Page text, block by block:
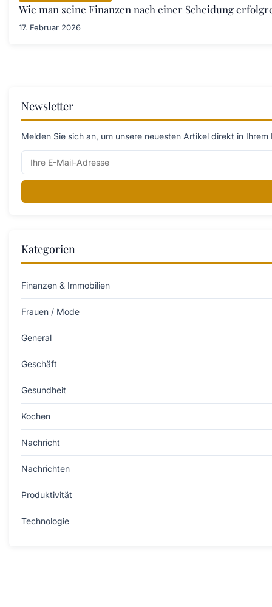
Wie man seine Finanzen nach einer Scheidung
17. Februar 2026
Newsletter
Melden Sie sich an, um unsere neuesten Artikel direkt in
Kategorien
Finanzen & Immobilien
Frauen / Mode
General
Geschäft
Gesundheit
Kochen
Nachricht
Nachrichten
Produktivität
Technologie